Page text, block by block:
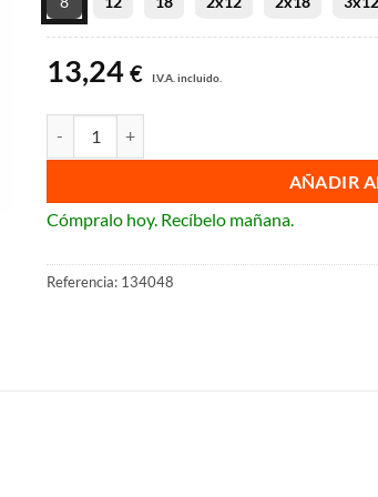
13,24 € I.V.A. incluido.
AÑADIR
Cómpralo hoy. Recíbelo mañana.
Referencia: 134048